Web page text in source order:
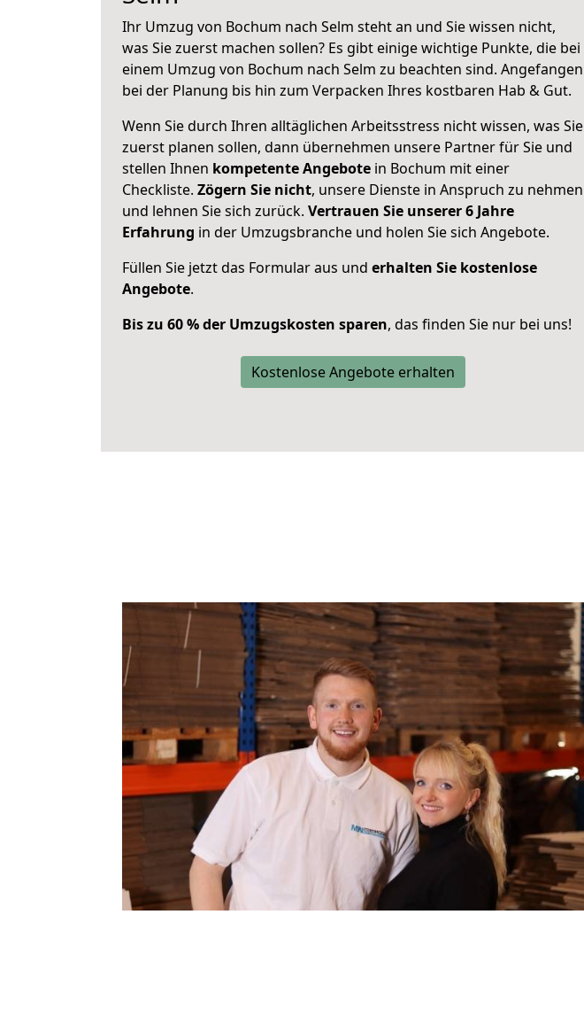
Ihr Umzug von Bochum nach Selm steht an und Sie wissen nicht,
was Sie zuerst machen sollen? Es gibt einige wichtige Punkte, die bei
einem Umzug von Bochum nach Selm zu beachten sind. Angefangen
bei der Planung bis hin zum Verpacken Ihres kostbaren Hab & Gut.
Wenn Sie durch Ihren alltäglichen Arbeitsstress nicht wissen, was Sie
zuerst planen sollen, dann übernehmen unsere Partner für Sie und
stellen Ihnen kompetente Angebote in Bochum mit einer
Checkliste. Zögern Sie nicht, unsere Dienste in Anspruch zu nehmen
und lehnen Sie sich zurück. Vertrauen Sie unserer 6 Jahre
Erfahrung in der Umzugsbranche und holen Sie sich Angebote.
Füllen Sie jetzt das Formular aus und erhalten Sie kostenlose
Angebote.
Bis zu 60 % der Umzugskosten sparen, das finden Sie nur bei uns!
Kostenlose Angebote erhalten